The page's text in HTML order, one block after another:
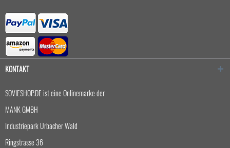
KONTAKT
SOVIESHOP.DE ist eine Onlinemarke der
MANK GMBH
Industriepark Urbacher Wald
Ringstrasse 36